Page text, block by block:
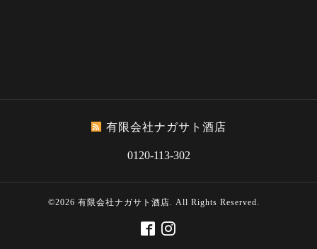
有限会社ナガサト酒店
0120-113-302
©2026 有限会社ナガサト酒店. All Rights Reserved.